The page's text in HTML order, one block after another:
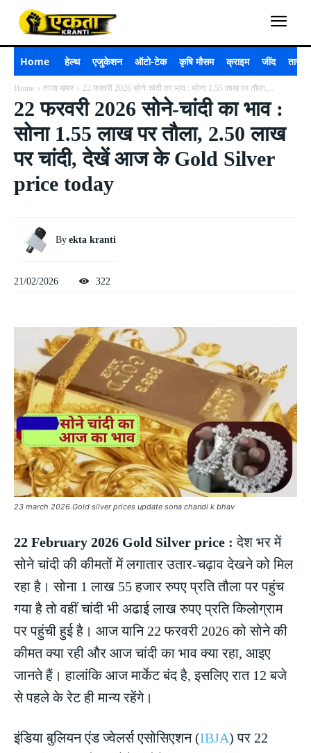
Home हेल्थ एजुकेशन ऑटो-टेक कृषि मौसम क्राइम जींद ताजा
Home ताजा खबर 22 फरवरी 2026 सोने-चांदी का भाव : सोना 1.55 लाख पर तौला,...
22 फरवरी 2026 सोने-चांदी का भाव :
सोना 1.55 लाख पर तौला, 2.50 लाख
पर चांदी, देखें आज के Gold Silver
price today
By ekta kranti
21/02/2026 322
23 march 2026.Gold silver prices update sona chandi k bhav
22 February 2026 Gold Silver price : देश भर में
सोने चांदी की कीमतों में लगातार उतार-चढ़ाव देखने को मिल
रहा है। सोना 1 लाख 55 हजार रुपए प्रति तौला पर पहुंच
गया है तो वहीं चांदी भी अढाई लाख रुपए प्रति किलोग्राम
पर पहुंची हुई है। आज यानि 22 फरवरी 2026 को सोने की
कीमत क्या रही और आज चांदी का भाव क्या रहा, आइए
जानते हैं। हालांकि आज मार्केट बंद है, इसलिए रात 12 बजे
से पहले के रेट ही मान्य रहेंगे।
इंडिया बुलियन एंड ज्वेलर्स एसोसिएशन (IBJA) पर 22